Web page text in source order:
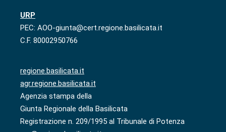
URP
PEC: AOO-giunta@cert.regione.basilicata.it
C.F. 80002950766
regione.basilicata.it
agr.regione.basilicata.it
Agenzia stampa della
Giunta Regionale della Basilicata
Registrazione n. 209/1995 al Tribunale di Potenza